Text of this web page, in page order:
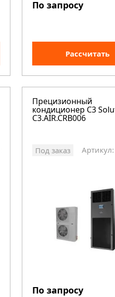
По запросу
Рассчитать
Прецизионный
кондиционер C3
C3.AIR.CRB006
Под заказ
По запросу